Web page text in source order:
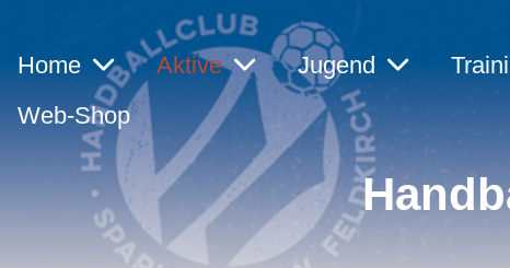
Home Aktive Jugend
Web-Shop